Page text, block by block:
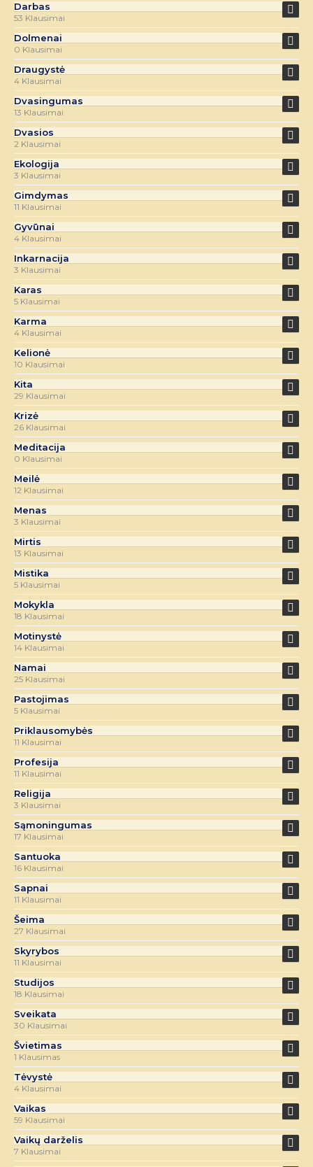
Darbas
53 Klausimai
Dolmenai
0 Klausimai
Draugystė
4 Klausimai
Dvasingumas
13 Klausimai
Dvasios
2 Klausimai
Ekologija
3 Klausimai
Gimdymas
11 Klausimai
Gyvūnai
4 Klausimai
Inkarnacija
3 Klausimai
Karas
5 Klausimai
Karma
4 Klausimai
Kelionė
10 Klausimai
Kita
29 Klausimai
Krizė
26 Klausimai
Meditacija
0 Klausimai
Meilė
12 Klausimai
Menas
3 Klausimai
Mirtis
13 Klausimai
Mistika
5 Klausimai
Mokykla
18 Klausimai
Motinystė
14 Klausimai
Namai
25 Klausimai
Pastojimas
5 Klausimai
Priklausomybės
11 Klausimai
Profesija
11 Klausimai
Religija
3 Klausimai
Sąmoningumas
17 Klausimai
Santuoka
16 Klausimai
Sapnai
11 Klausimai
Šeima
27 Klausimai
Skyrybos
11 Klausimai
Studijos
18 Klausimai
Sveikata
30 Klausimai
Švietimas
1 Klausimas
Tėvystė
4 Klausimai
Vaikas
59 Klausimai
Vaikų darželis
7 Klausimai